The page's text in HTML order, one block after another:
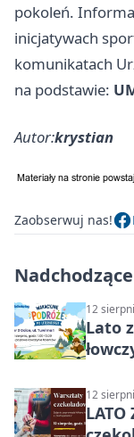
pokoleń.
inicjatywach
komunikatach
na podstawie:
Autor:krystian
Zaobserwuj nas!
12
Lato
12